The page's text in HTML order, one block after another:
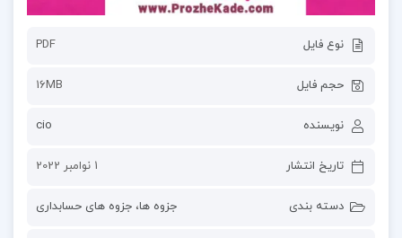
نوع فایل PDF
حجم فایل 16MB
نویسنده cio
تاریخ انتشار 1 نوامبر 2022
دسته بندی جزوه ها، جزوه های حسابداری